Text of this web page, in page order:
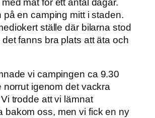
mat för ett antal dagar.
på en camping mitt i staden.
ställe där bilarna stod
fanns bra plats att äta och
vi campingen ca 9.30
norrut igenom det vackra
trodde att vi lämnat
bakom oss, men vi fick en ny